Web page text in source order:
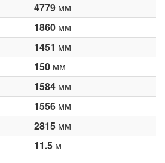
4779 мм
1860 мм
1451 мм
150 мм
1584 мм
1556 мм
2815 мм
11.5 м